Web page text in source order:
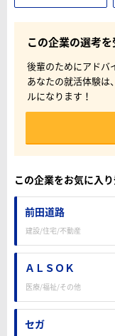
この企業の選考
後輩のためにアドバ
あなたの就活体験は
ルになります！
この企業をお気に入
前田道路
建設/住宅/不動産
ＡＬＳＯＫ
医療/福祉/その他
セガ